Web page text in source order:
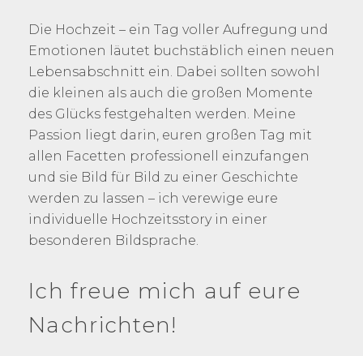
Die Hochzeit – ein Tag voller Aufregung und
Emotionen läutet buchstäblich einen neuen
Lebensabschnitt ein. Dabei sollten sowohl
die kleinen als auch die großen Momente
des Glücks festgehalten werden. Meine
Passion liegt darin, euren großen Tag mit
allen Facetten professionell einzufangen
und sie Bild für Bild zu einer Geschichte
werden zu lassen – ich verewige eure
individuelle Hochzeitsstory in einer
besonderen Bildsprache.
Ich freue mich auf eure
Nachrichten!